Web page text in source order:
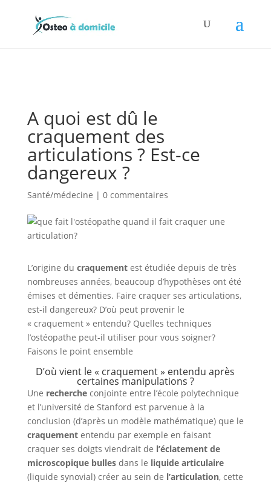
A quoi est dû le
craquement des
articulations ? Est-ce
dangereux ?
Santé/médecine | 0 commentaires
L’origine du craquementest étudiée depuis de très
nombreuses années, beaucoup d’hypothèses ont été
émises et démenties. Faire craquer ses articulations,
est-il dangereux? D’où peut provenir le
« craquement » entendu? Quelles techniques
l’ostéopathe peut-il utiliser pour vous soigner?
Faisons le point ensemble
D’où vient le « craquement » entendu après
certaines manipulations ?
Une rechercheconjointe entre l’école polytechnique
et l’université de Stanford est parvenue à la
conclusion (d’après un modèle mathématique) que le
craquemententendu par exemple en faisant
craquer ses doigts viendrait de l’éclatement de
microscopique bullesdans le liquide articulaire
(liquide synovial) créer au sein de l’articulation, cette